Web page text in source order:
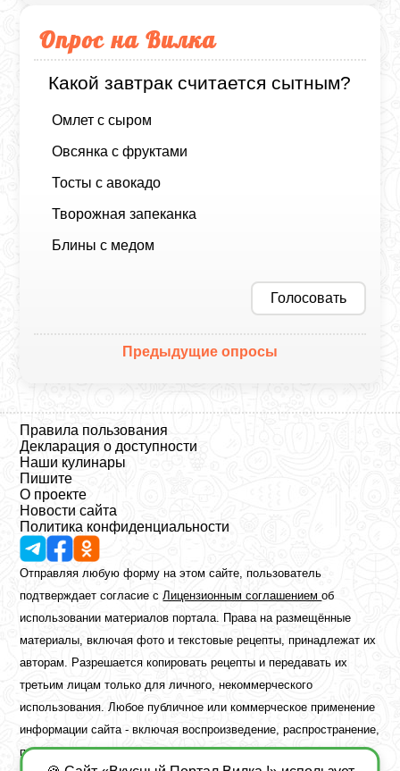
Опрос на Вилка
Какой завтрак считается сытным?
Омлет с сыром
Овсянка с фруктами
Тосты с авокадо
Творожная запеканка
Блины с медом
Голосовать
Предыдущие опросы
Правила пользования
Декларация о доступности
Наши кулинары
Пишите
О проекте
Новости сайта
Политика конфиденциальности
Отправляя любую форму на этом сайте, пользователь
подтверждает согласие сЛицензионным соглашениемоб
использовании материалов портала. Права на размещённые
материалы, включая фото и текстовые рецепты, принадлежат их
авторам. Разрешается копировать рецепты и передавать их
третьим лицам только для личного, некоммерческого
использования. Любое публичное или коммерческое применение
информации сайта - включая воспроизведение, распространение,
публикацию или обработку - возможно лишь при наличии